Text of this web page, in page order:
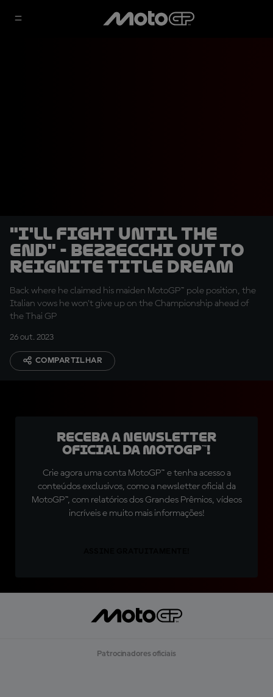
"I'll fight until the
end" - Bezzecchi out to
reignite title dream
Back where he claimed his maiden MotoGP™ pole position, the
Italian vows he won't give up on the Championship ahead of
the Thai GP
26 out. 2023
COMPARTILHAR
Receba a newsletter
oficial da MotoGP™!
Crie agora uma conta MotoGP™ e tenha acesso a
conteúdos exclusivos, como a newsletter oficial da
MotoGP™, com relatórios dos Grandes Prêmios, vídeos
incríveis e muito mais informações!
Patrocinadores oficiais